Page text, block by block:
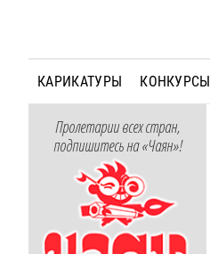
КАРИКАТУРЫ КОНКУРСЫ
Пролетарии всех стран,
подпишитесь на «Чаян»!